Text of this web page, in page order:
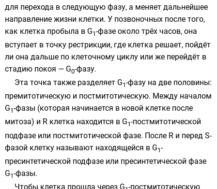
для перехода в следующую фазу, а меняет дальнейшее
направление жизни клетки. У позвоночных после того,
как клетка пробыла в G1-фазе около трёх часов, она
вступает в точку рестрикции, где клетка решает, пойдёт
ли она дальше по клеточному циклу или же перейдёт в
стадию покоя — G0-фазу.
Эта точка также разделяет G1-фазу на две половины:
премитотическую и постмитотическую. Между началом
G1-фазы (которая начинается в новой клетке после
митоза) и R клетка находится в G1-постмитотической
подфазе или постмитотической фазе. После R и перед S-
фазой клетку называют находящейся в G1-
пресинтетической подфазе или пресинтетической фазе
G1-фазы.
Чтобы клетка прошла через G -постмитотическую